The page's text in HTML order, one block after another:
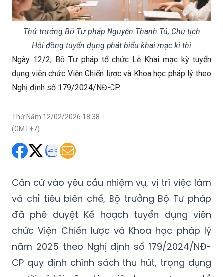
Thứ trưởng Bộ Tư pháp Nguyễn Thanh Tú, Chủ tịch
Hội đồng tuyển dụng phát biểu khai mạc kì thi
Ngày 12/2, Bộ Tư pháp tổ chức Lễ Khai mạc kỳ tuyển
dụng viên chức Viện Chiến lược và Khoa học pháp lý theo
Nghị định số 179/2024/NĐ-CP.
Thứ Năm 12/02/2026 18:38
Căn cứ vào yêu cầu nhiệm vụ, vị trí việc làm
đã phê duyệt Kế hoạch tuyển dụng viên
chức Viện Chiến lược và Khoa học pháp lý
năm 2025 theo Nghị định số 179/2024/NĐ-
CP quy định chính sách thu hút, trọng dụng
người có tài năng làm việc trong cơ quan, tổ
chức, đơn vị của Đảng Cộng sản Việt Nam,